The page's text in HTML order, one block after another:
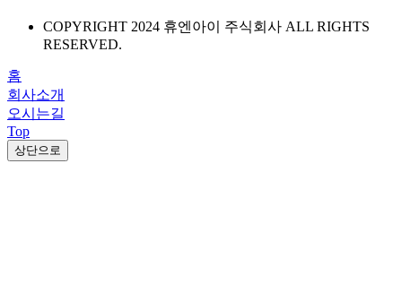
COPYRIGHT 2024 휴엔아이 주식회사 ALL RIGHTS
RESERVED.
홈
회사소개
오시는길
Top
상단으로